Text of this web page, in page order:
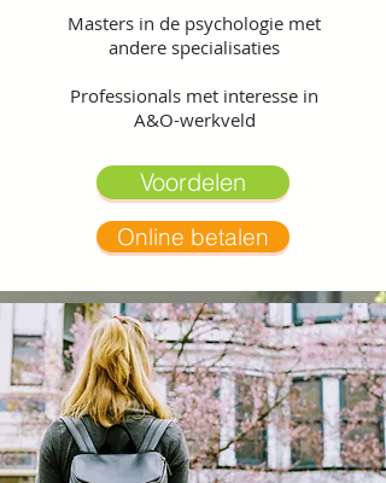
Masters in de psychologie met
andere specialisaties
Professionals met interesse in
A&O-werkveld
Voordelen
Online betalen